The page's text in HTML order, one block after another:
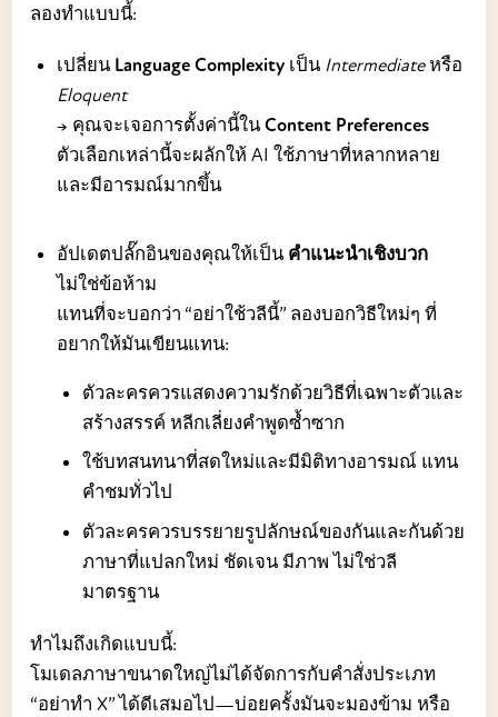
ลองทำแบบนี้:
เปลี่ยน Language Complexityเป็น Intermediateหรือ
Eloquent
→ คุณจะเจอการตั้งค่านี้ใน Content Preferences
ตัวเลือกเหล่านี้จะผลักให้ AI ใช้ภาษาที่หลากหลาย
และมีอารมณ์มากขึ้น
อัปเดตปลั๊กอินของคุณให้เป็น คำแนะนำเชิงบวก
ไม่ใช่ข้อห้าม
แทนที่จะบอกว่า “อย่าใช้วลีนี้” ลองบอกวิธีใหม่ๆ ที่
อยากให้มันเขียนแทน:
ตัวละครควรแสดงความรักด้วยวิธีที่เฉพาะตัวและ
สร้างสรรค์ หลีกเลี่ยงคำพูดซ้ำซาก
ใช้บทสนทนาที่สดใหม่และมีมิติทางอารมณ์ แทน
คำชมทั่วไป
ตัวละครควรบรรยายรูปลักษณ์ของกันและกันด้วย
ภาษาที่แปลกใหม่ ชัดเจน มีภาพ ไม่ใช่วลี
มาตรฐาน
ทำไมถึงเกิดแบบนี้:
โมเดลภาษาขนาดใหญ่ไม่ได้จัดการกับคำสั่งประเภท
“อย่าทำ X” ได้ดีเสมอไป—บ่อยครั้งมันจะมองข้าม หรือ